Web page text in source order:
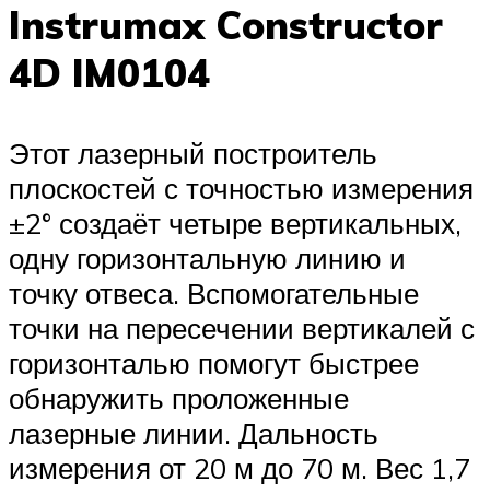
Instrumax Constructor
4D IM0104
Этот лазерный построитель
плоскостей с точностью измерения
±2° создаёт четыре вертикальных,
одну горизонтальную линию и
точку отвеса. Вспомогательные
точки на пересечении вертикалей с
горизонталью помогут быстрее
обнаружить проложенные
лазерные линии. Дальность
измерения от 20 м до 70 м. Вес 1,7